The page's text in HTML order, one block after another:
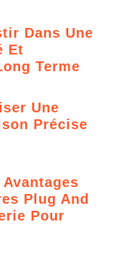
Dans Une
Et
Terme
Une
Précise
Plug And
Pour